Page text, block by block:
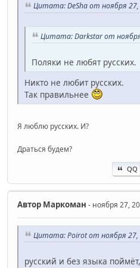
Цитата: DeSha от ноября 27,
Цитата: Darkstar от
Поляки не любят русских.
Никто не любит русских.
Так правильнее
Я люблю русских. И?
Драться будем?
QQ
Автор Маркоман - ноября 27,
Цитата: Poirot от ноября 27,
русский и без языка